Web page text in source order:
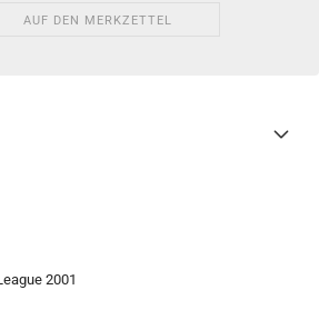
AUF DEN MERKZETTEL
2001